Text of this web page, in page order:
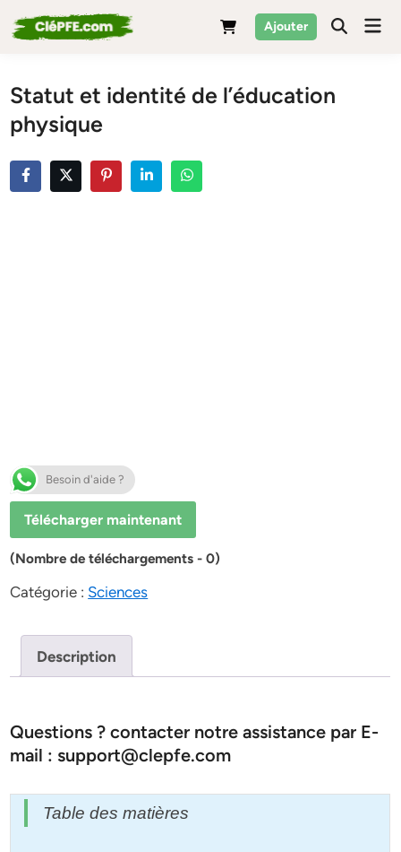
to
Ajouter
Statut et identité de l’éducation
physique
Besoin d'aide ?
Télécharger maintenant
(Nombre de téléchargements - 0)
Catégorie : Sciences
Description
Questions ? contacter notre assistance par E-
mail : support@clepfe.com
Table des matières